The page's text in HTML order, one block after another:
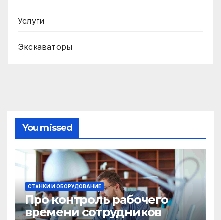
Услуги
Экскаваторы
You missed
СТАНКИ И ОБОРУДОВАНИЕ
Про контроль рабочего
времени сотрудников